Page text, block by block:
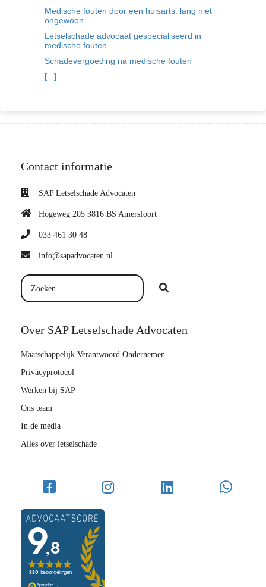
Medische fouten door een huisarts: lang niet
ongewoon
Letselschade advocaat gespecialiseerd in
medische fouten
Schadevergoeding na medische fouten
[...]
Contact informatie
SAP Letselschade Advocaten
Hogeweg 205 3816 BS Amersfoort
033 461 30 48
info@sapadvocaten.nl
Over SAP Letselschade Advocaten
Maatschappelijk Verantwoord Ondernemen
Privacyprotocol
Werken bij SAP
Ons team
In de media
Alles over letselschade